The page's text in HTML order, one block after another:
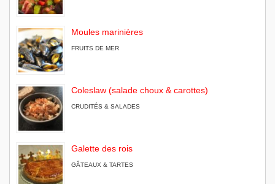
Moules marinières
FRUITS DE MER
Coleslaw (salade choux & carottes)
CRUDITÉS & SALADES
Galette des rois
GÂTEAUX & TARTES